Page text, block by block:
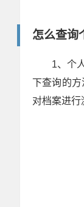
怎么查询
1、个
下查询的
对档案进行